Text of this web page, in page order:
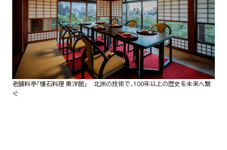
老舗料亭「懐石料理 東洋館」 北洲の技術で、100年以上の歴史を未来へ繋
ぐ